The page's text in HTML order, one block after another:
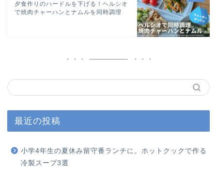
夕食作りのハードルを下げる！ヘルシオ
で焼肉チャーハンとナムルを同時調理
最近の投稿
小学4年生の夏休み留守番ランチに。ホットクックで作る
冷製スープ3選